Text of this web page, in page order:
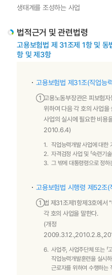
생태계를 조성하는 사업
법적근거 및 관련법령
고용보험법 제 31조제 1항 및
항 및 제3항
고용보험법 제31조(직업능
①고용노동부장관은 피보험자
위하여 다음 각 호의 사업을
사업의 실시에 필요한 비용
2010.6.4)
1.
직업능력개발 사업에 대한
2. 자격검정 사업 및 「숙련기
3. 그 밖에 대통령령으로 정하
고용보험법 시행령 제52조(
①법 제31조제1항제3호에서
각 호의 사업을 말한다.
(개정
6. 사업주, 사업주단체 또는 「
직업능력개발훈련을 실시
근로자를 위하여 수행하는